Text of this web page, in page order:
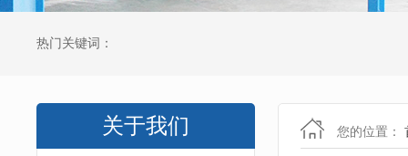
热门关键词：
关于我们 您的位置：